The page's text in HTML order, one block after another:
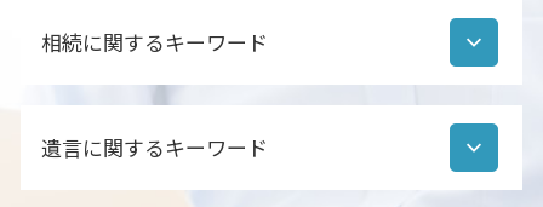
相続に関するキーワード
相続人調査 行政書士
遺言に関するキーワード